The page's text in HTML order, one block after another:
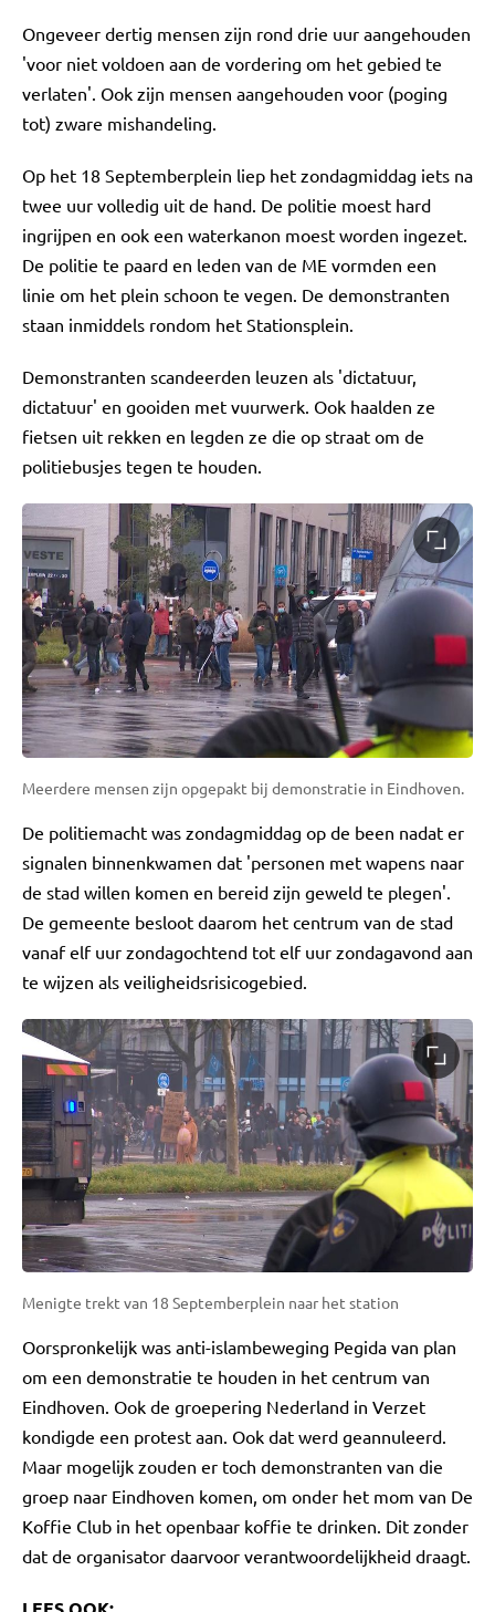
Ongeveer dertig mensen zijn rond drie uur aangehouden
'voor niet voldoen aan de vordering om het gebied te
verlaten'. Ook zijn mensen aangehouden voor (poging
tot) zware mishandeling.
Op het 18 Septemberplein liep het zondagmiddag iets na
twee uur volledig uit de hand. De politie moest hard
ingrijpen en ook een waterkanon moest worden ingezet.
De politie te paard en leden van de ME vormden een
linie om het plein schoon te vegen. De demonstranten
staan inmiddels rondom het Stationsplein.
Demonstranten scandeerden leuzen als 'dictatuur,
dictatuur' en gooiden met vuurwerk. Ook haalden ze
fietsen uit rekken en legden ze die op straat om de
politiebusjes tegen te houden.
Meerdere mensen zijn opgepakt bij demonstratie in Eindhoven.
De politiemacht was zondagmiddag op de been nadat er
signalen binnenkwamen dat 'personen met wapens naar
de stad willen komen en bereid zijn geweld te plegen'.
De gemeente besloot daarom het centrum van de stad
vanaf elf uur zondagochtend tot elf uur zondagavond aan
te wijzen als veiligheidsrisicogebied.
Menigte trekt van 18 Septemberplein naar het station
Oorspronkelijk was anti-islambeweging Pegida van plan
om een demonstratie te houden in het centrum van
Eindhoven. Ook de groepering Nederland in Verzet
kondigde een protest aan. Ook dat werd geannuleerd.
Maar mogelijk zouden er toch demonstranten van die
groep naar Eindhoven komen, om onder het mom van De
Koffie Club in het openbaar koffie te drinken. Dit zonder
dat de organisator daarvoor verantwoordelijkheid draagt.